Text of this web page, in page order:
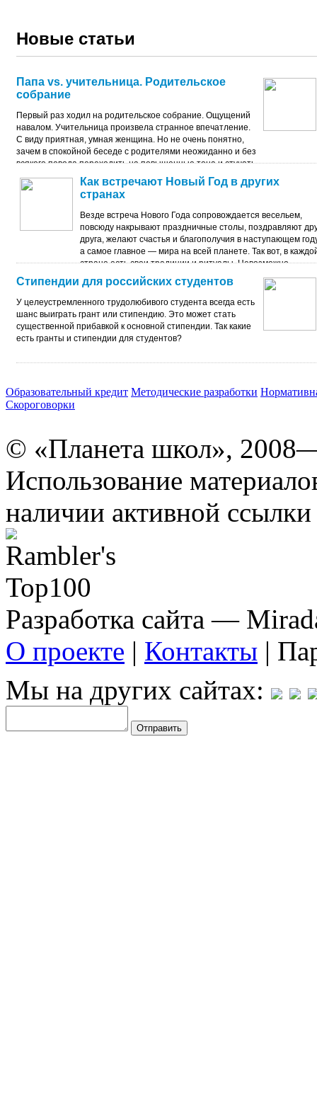
Новые статьи
Папа vs. учительница. Родительское
собрание
Первый раз ходил на родительское собрание. Ощущений
навалом. Учительница произвела странное впечатление.
С виду приятная, умная женщина. Но не очень понятно,
зачем в спокойной беседе с родителями неожиданно и без
всякого повода переходить на повышенные тона и стучать
по столу ладонью.Как встречают Новый Год в других
странах
Везде встреча Нового Года сопровождается весельем,
повсюду накрывают праздничные столы, поздравляют
друга, желают счастья и благополучия в наступающем
а самое главное — мира на всей планете. Так вот, в
стране есть свои традиции и ритуалы. Невозможно
рассказать обо всех, но попробуем заглянуть хотя бы
в некоторые.
Стипендии для российских студентов
У целеустремленного трудолюбивого студента всегда есть
шанс выиграть грант или стипендию. Это может стать
существенной прибавкой к основной стипендии. Так какие
есть гранты и стипендии для студентов?
Образовательный кредит Методические разработки
Скороговорки
© «Планета школ»,
Использование
наличии активной
Разработка сайта —
О проекте | Контакты |
Мы на других сайтах: